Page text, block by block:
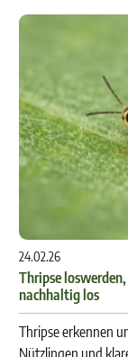
24.02.26
Thripse
nachhaltig los
Thripse erkennen
Nützlingen und